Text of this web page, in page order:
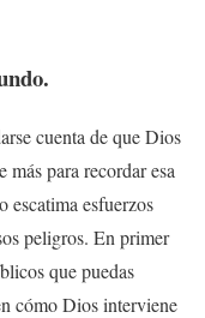
cuenta de que Dios
más para recordar esa
escatima esfuerzos
peligros. En primer
que puedas
cómo Dios interviene